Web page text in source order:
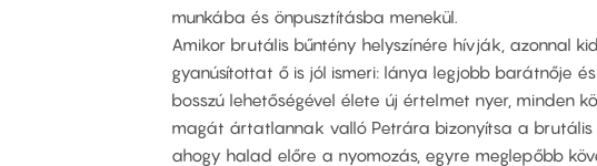
munkába és önpusztításba menekül.
Amikor brutális bűntény helyszínére hívják, azonnal
gyanúsítottat ő is jól ismeri: lánya legjobb barátnője
bosszú lehetőségével élete új értelmet nyer, minden
magát ártatlannak valló Petrára bizonyítsa a brutális
ahogy halad előre a nyomozás, egyre meglepőbb